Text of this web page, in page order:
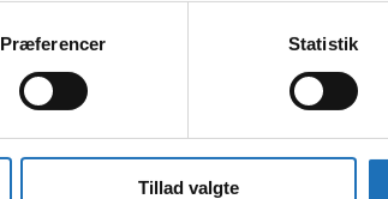
Præferencer Statistik
Tillad valgte